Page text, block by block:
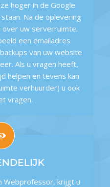
hoger in de Google
Na de oplevering
uw serverruimte.
een emailadres
van uw website
Als u vragen heeft,
helpen en tevens kan
verhuurder) u ook
vragen.
Webprofessor, krijgt u